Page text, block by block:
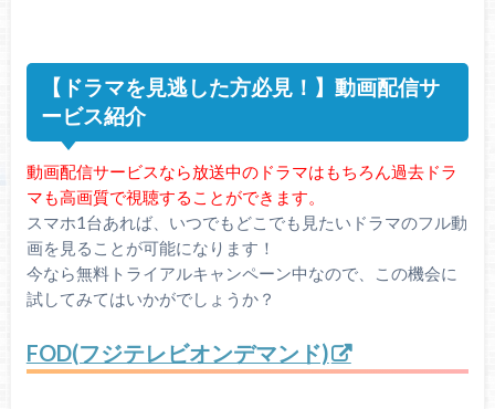
【ドラマを見逃した方必見！】動画配信サ
ービス紹介
動画配信サービスなら放送中のドラマはもちろん過去ドラ
マも高画質で視聴することができます。
スマホ1台あれば、いつでもどこでも見たいドラマのフル動
画を見ることが可能になります！
今なら無料トライアルキャンペーン中なので、この機会に
試してみてはいかがでしょうか？
FOD(フジテレビオンデマンド)